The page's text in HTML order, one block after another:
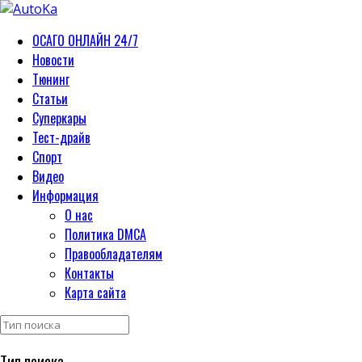
ОСАГО ОНЛАЙН 24/7
Новости
Тюнинг
Статьи
Суперкары
Тест-драйв
Спорт
Видео
Информация
О нас
Политика DMCA
Правообладателям
Контакты
Карта сайта